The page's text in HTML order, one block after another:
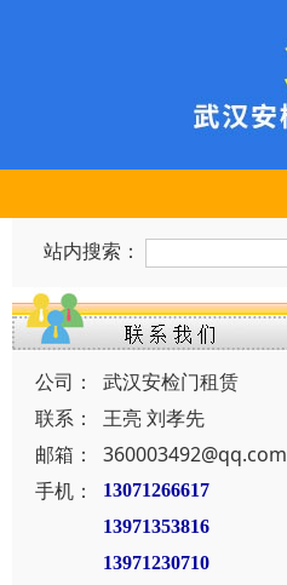
站内搜索：
公司：
武汉安检门租赁
联系：
王亮 刘孝先
邮箱：
360003492@qq.com
手机：
13071266617
13971353816
13971230710